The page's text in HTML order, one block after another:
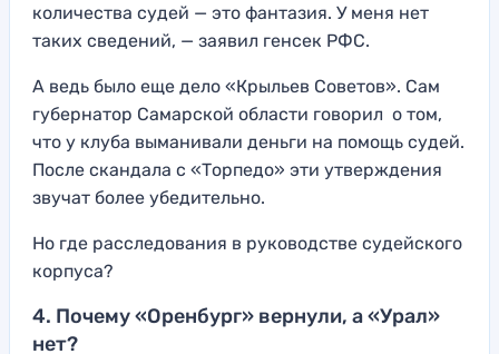
количества судей — это фантазия. У меня нет
таких сведений, — заявил генсек РФС.
А ведь было еще дело «Крыльев Советов». Сам
губернатор Самарской области говорил о том,
что у клуба выманивали деньги на помощь судей.
После скандала с «Торпедо» эти утверждения
звучат более убедительно.
Но где расследования в руководстве судейского
корпуса?
4. Почему «Оренбург» вернули, а «Урал»
нет?